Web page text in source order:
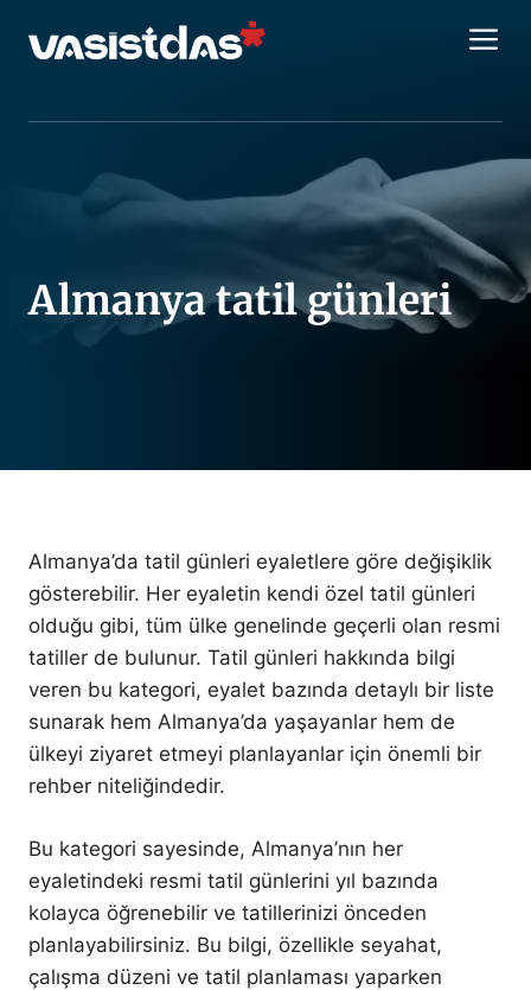
atla
Almanya tatil günleri
Almanya’da tatil günleri eyaletlere göre değişiklik
gösterebilir. Her eyaletin kendi özel tatil günleri
olduğu gibi, tüm ülke genelinde geçerli olan resmi
tatiller de bulunur. Tatil günleri hakkında bilgi
veren bu kategori, eyalet bazında detaylı bir liste
sunarak hem Almanya’da yaşayanlar hem de
ülkeyi ziyaret etmeyi planlayanlar için önemli bir
rehber niteliğindedir.
Bu kategori sayesinde, Almanya’nın her
eyaletindeki resmi tatil günlerini yıl bazında
kolayca öğrenebilir ve tatillerinizi önceden
planlayabilirsiniz. Bu bilgi, özellikle seyahat,
çalışma düzeni ve tatil planlaması yaparken